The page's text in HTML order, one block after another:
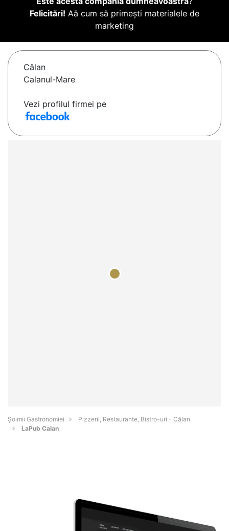
Felicitări! Aă cum să primești materialele de
marketing
Călan
Calanul-Mare
Vezi profilul firmei pe
Șoimii Gastronomiei
Pizzerii, Restaurante, Bistro-uri - Călan
LaPub Calan